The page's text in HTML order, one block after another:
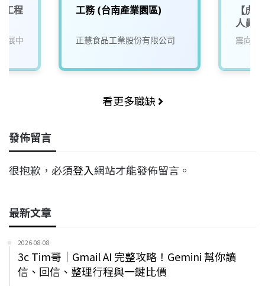
工程
展中
工務 (台南產業園區)
正慧食品工業股份有限公司
【虎
人員
震向科
看更多職缺
發佈留言
很抱歉，必須登入網站才能發佈留言。
最新文章
2026-08-08
3c Tim哥｜Gmail AI 完整攻略！Gemini 幫你讀
信、回信、整理行程與一鍵比價